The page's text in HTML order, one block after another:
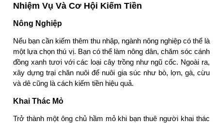
Nhiệm Vụ Và Cơ Hội Kiếm Tiền
Nông Nghiệp
Nếu bạn cần kiếm thêm thu nhập, ngành nông nghiệp có thể là
một lựa chọn thú vị. Bạn có thể làm nông dân, chăm sóc cánh
đồng xanh tươi với các loại cây trồng như ngũ cốc. Ngoài ra,
xây dựng trại chăn nuôi để nuôi gia súc như bò, lợn, gà, cừu
và dê cũng là cách kiếm tiền hiệu quả.
Khai Thác Mỏ
Trở thành một ông chủ hầm mỏ khi bạn thuê người khai thác